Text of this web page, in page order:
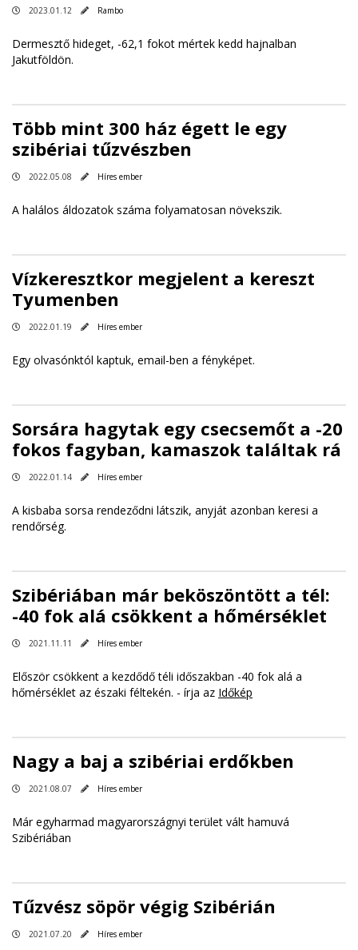
2023.01.12 Rambo
Dermesztő hideget, -62,1 fokot mértek kedd hajnalban
Jakutföldön.
Több mint 300 ház égett le egy
szibériai tűzvészben
2022.05.08 Híres ember
A halálos áldozatok száma folyamatosan növekszik.
Vízkeresztkor megjelent a kereszt
Tyumenben
2022.01.19 Híres ember
Egy olvasónktól kaptuk, email-ben a fényképet.
Sorsára hagytak egy csecsemőt a -20
fokos fagyban, kamaszok találtak rá
2022.01.14 Híres ember
A kisbaba sorsa rendeződni látszik, anyját azonban keresi a
rendőrség.
Szibériában már beköszöntött a tél:
-40 fok alá csökkent a hőmérséklet
2021.11.11 Híres ember
Először csökkent a kezdődő téli időszakban -40 fok alá a
hőmérséklet az északi féltekén. - írja az Időkép
Nagy a baj a szibériai erdőkben
2021.08.07 Híres ember
Már egyharmad magyarországnyi terület vált hamuvá
Szibériában
Tűzvész söpör végig Szibérián
2021.07.20 Híres ember